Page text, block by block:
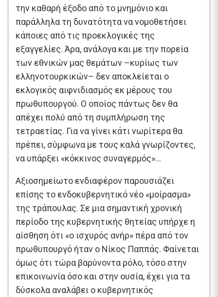
την καθαρή έξοδο από το μνημόνιο και
παράλληλα τη δυνατότητα να νομοθετήσει
κάποιες από τις προεκλογικές της
εξαγγελίες. Άρα, ανάλογα και με την πορεία
των εθνικών μας θεμάτων –κυρίως των
ελληνοτουρκικών– δεν αποκλείεται ο
εκλογικός αιφνιδιασμός εκ μέρους του
πρωθυπουργού. Ο οποίος πάντως δεν θα
απέχει πολύ από τη συμπλήρωση της
τετραετίας. Για να γίνει κάτι νωρίτερα θα
πρέπει, σύμφωνα με τους καλά γνωρίζοντες,
να υπάρξει «κόκκινος συναγερμός»…
Αξιοσημείωτο ενδιαφέρον παρουσιάζει
επίσης το ενδοκυβερνητικό νέο «μοίρασμα»
της τράπουλας. Σε μια σημαντική χρονική
περίοδο της κυβερνητικής θητείας υπήρχε η
αίσθηση ότι «ο ισχυρός ανήρ» πέρα από τον
πρωθυπουργό ήταν ο Νίκος Παππάς. Φαίνεται
όμως ότι τώρα βαρύνοντα ρόλο, τόσο στην
επικοινωνία όσο και στην ουσία, έχει για τα
δύσκολα αναλάβει ο κυβερνητικός